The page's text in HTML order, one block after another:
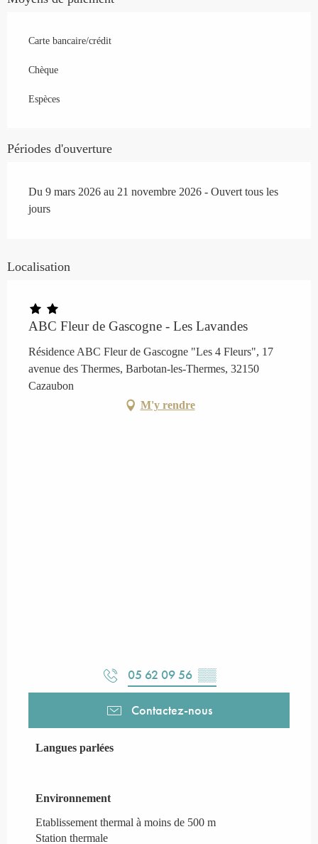
Carte bancaire/crédit
Chèque
Espèces
Périodes d'ouverture
Du 9 mars 2026 au 21 novembre 2026 - Ouvert tous les
jours
Localisation
ABC Fleur de Gascogne - Les Lavandes
Résidence ABC Fleur de Gascogne "Les 4 Fleurs", 17
avenue des Thermes, Barbotan-les-Thermes, 32150
Cazaubon
M'y rendre
05 62 09 56 ▒▒
Contactez-nous
Langues parlées
Langues parlées
Environnement
Environnement
Etablissement thermal à moins de 500 m
Station thermale